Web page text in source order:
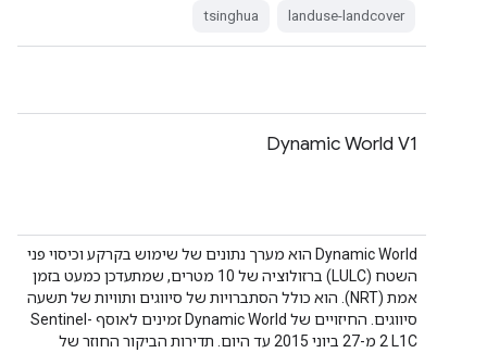
landuse-landcover
tsinghua
Dynamic World V1
‫Dynamic World הוא מערך נתונים של שימוש בקרקע וכיסוי פני
השטח (LULC) ברזולוציה של 10 מטרים, שמתעדכן כמעט בזמן
אמת (NRT). הוא כולל הסתברויות של סיווגים ותוויות של תשעה
סיווגים. החיזויים של Dynamic World זמינים לאוסף Sentinel-
2 L1C מ-27 ביוני 2015 עד היום. תדירות הביקור החוזר של